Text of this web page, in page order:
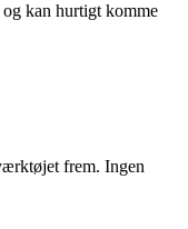
kan hurtigt komme
frem. Ingen